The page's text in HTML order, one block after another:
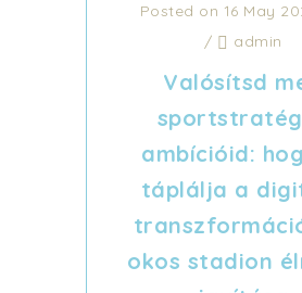
Posted on 16 May
/
admin
Valósítsd
ambícióid:
táplálja a
okos stadion